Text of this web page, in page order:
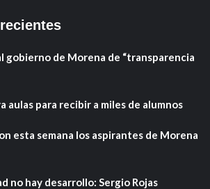
gobierno de Morena de “transparencia
aulas para recibir a miles de alumnos
esta semana los aspirantes de Morena
no hay desarrollo: Sergio Rojas